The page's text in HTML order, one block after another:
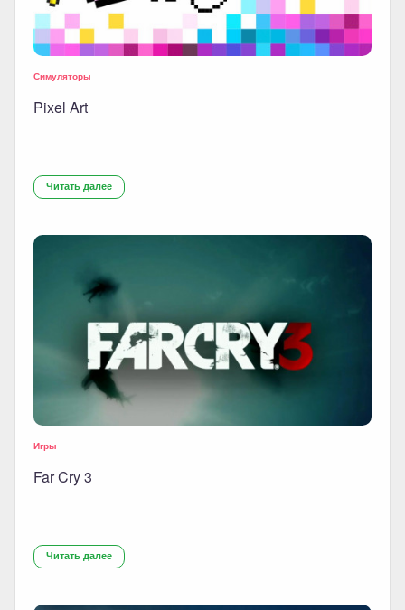
Симуляторы
Pixel Art
Читать далее
Игры
Far Cry 3
Читать далее